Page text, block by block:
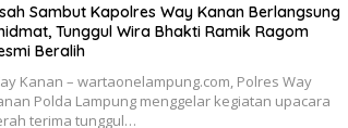
Sambut Kapolres Way Kanan Berlangsung
Tunggul Wira Bhakti Ramik Ragom
Beralih
Kanan – wartaonelampung.com, Polres Way
Polda Lampung menggelar kegiatan upacara
terima tunggul…